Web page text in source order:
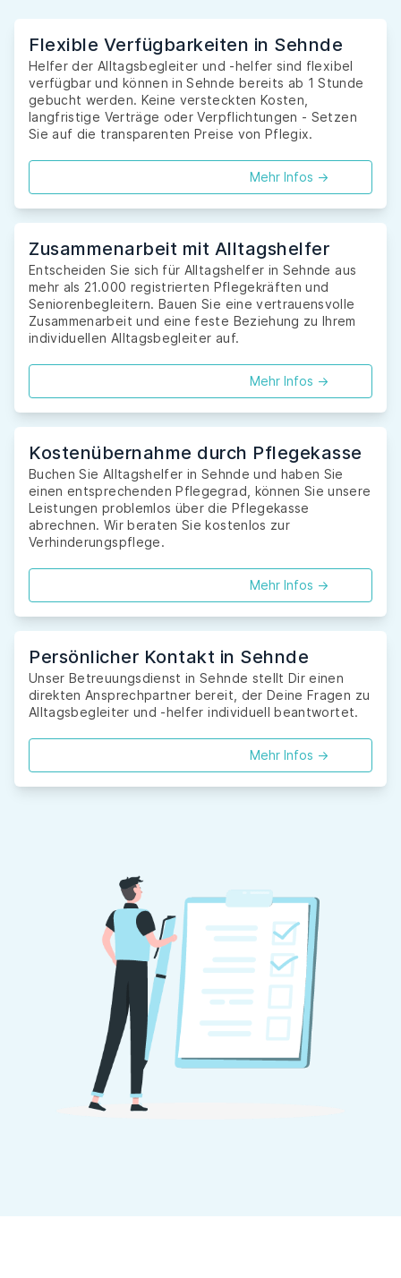
Flexible Verfügbarkeiten in Sehnde
Helfer der Alltagsbegleiter und -helfer sind flexibel
verfügbar und können in Sehnde bereits ab 1 Stunde
gebucht werden. Keine versteckten Kosten,
langfristige Verträge oder Verpflichtungen - Setzen
Sie auf die transparenten Preise von Pflegix.
Mehr Infos ->
Zusammenarbeit mit Alltagshelfer
Entscheiden Sie sich für Alltagshelfer in Sehnde aus
mehr als 21.000 registrierten Pflegekräften und
Seniorenbegleitern. Bauen Sie eine vertrauensvolle
Zusammenarbeit und eine feste Beziehung zu Ihrem
individuellen Alltagsbegleiter auf.
Mehr Infos ->
Kostenübernahme durch Pflegekasse
Buchen Sie Alltagshelfer in Sehnde und haben Sie
einen entsprechenden Pflegegrad, können Sie unsere
Leistungen problemlos über die Pflegekasse
abrechnen. Wir beraten Sie kostenlos zur
Verhinderungspflege.
Mehr Infos ->
Persönlicher Kontakt in Sehnde
Unser Betreuungsdienst in Sehnde stellt Dir einen
direkten Ansprechpartner bereit, der Deine Fragen zu
Alltagsbegleiter und -helfer individuell beantwortet.
Mehr Infos ->